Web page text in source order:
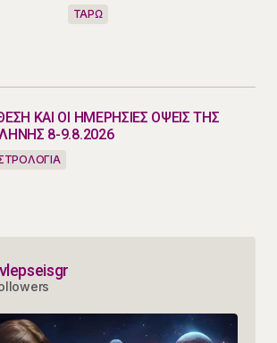
ΤΑΡΩ
ΚΑΙ ΟΙ ΗΜΕΡΗΣΙΕΣ ΟΨΕΙΣ ΤΗΣ
8-9.8.2026